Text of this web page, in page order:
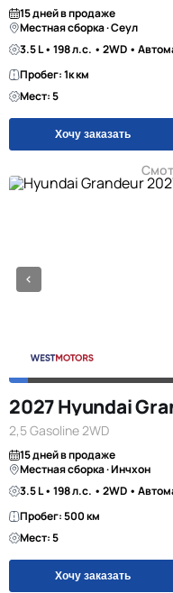
15 дней в продаже
Местная сборка · Сеул
3.5 L • 198 л.с. • 2WD •
Пробег: 1к км
Мест: 5
Хочу заказать
2027 Hyundai
2,5 Gasoline 2WD
15 дней в продаже
Местная сборка · Инчхон
3.5 L • 198 л.с. • 2WD •
Пробег: 500 км
Мест: 5
Хочу заказать